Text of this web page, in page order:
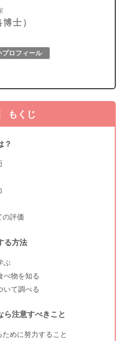
士）
プロフィール
もくじ
？
の評価
る方法
ぶ
べ物を知る
いて調べる
ら注意すべきこと
めに努力すること